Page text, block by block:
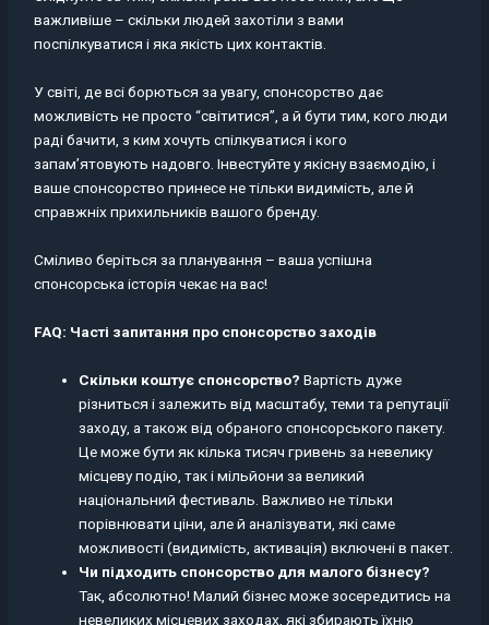
важливіше – скільки людей захотіли з вами
поспілкуватися і яка якість цих контактів.
У світі, де всі борються за увагу, спонсорство дає
можливість не просто “світитися”, а й бути тим, кого люди
раді бачити, з ким хочуть спілкуватися і кого
запам’ятовують надовго. Інвестуйте у якісну взаємодію, і
ваше спонсорство принесе не тільки видимість, але й
справжніх прихильників вашого бренду.
Сміливо беріться за планування – ваша успішна
спонсорська історія чекає на вас!
FAQ: Часті запитання про спонсорство заходів
Скільки коштує спонсорство? Вартість дуже
різниться і залежить від масштабу, теми та репутації
заходу, а також від обраного спонсорського пакету.
Це може бути як кілька тисяч гривень за невелику
місцеву подію, так і мільйони за великий
національний фестиваль. Важливо не тільки
порівнювати ціни, але й аналізувати, які саме
можливості (видимість, активація) включені в пакет.
Чи підходить спонсорство для малого бізнесу?
Так, абсолютно! Малий бізнес може зосередитись на
невеликих місцевих заходах, які збирають їхню